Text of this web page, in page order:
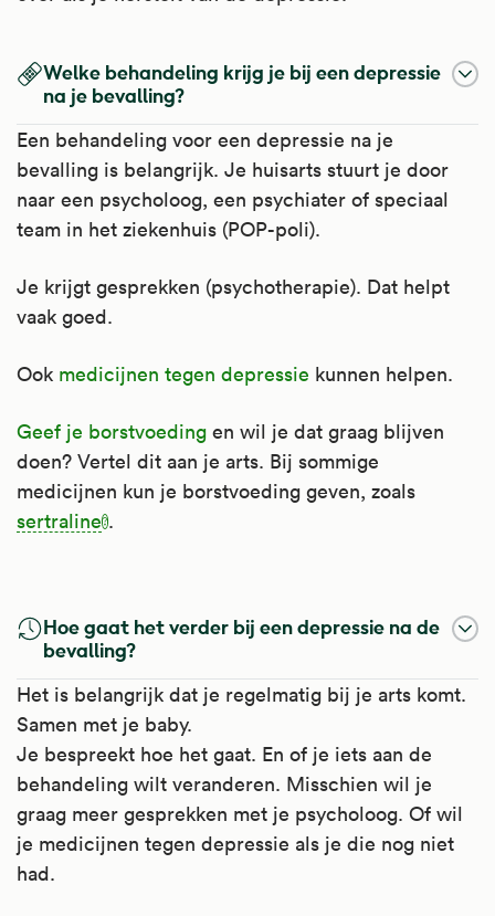
Welke behandeling krijg je bij een depressie
na je bevalling?
Een behandeling voor een depressie na je
bevalling is belangrijk. Je huisarts stuurt je door
naar een psycholoog, een psychiater of speciaal
team in het ziekenhuis (POP-poli).
Je krijgt gesprekken (psychotherapie). Dat helpt
vaak goed.
Ook medicijnen tegen depressie kunnen helpen.
Geef je borstvoeding en wil je dat graag blijven
doen? Vertel dit aan je arts. Bij sommige
medicijnen kun je borstvoeding geven, zoals
sertraline .
Sertraline hoort tot de
serotonineheropnameremmers, ofwel SSRI's.
Dit zijn medicijnen tegen depressie. Het
regelt in de hersenen de hoeveelheid
serotonine.
Deze lichaamseigen stof speelt een rol bij
emoties en stemmingen. SSRI's verbeteren
de stemming en verminderen angsten.
Hoe gaat het verder bij een depressie na de
bevalling?
Het is belangrijk dat je regelmatig bij je arts komt.
Samen met je baby.
Je bespreekt hoe het gaat. En of je iets aan de
behandeling wilt veranderen. Misschien wil je
graag meer gesprekken met je psycholoog. Of wil
je medicijnen tegen depressie als je die nog niet
had.